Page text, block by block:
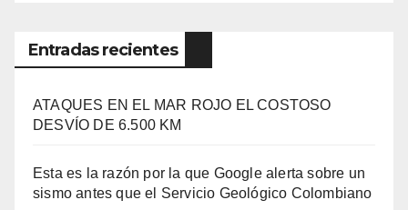
Entradas recientes
ATAQUES EN EL MAR ROJO EL COSTOSO
DESVÍO DE 6.500 KM
Esta es la razón por la que Google alerta sobre un
sismo antes que el Servicio Geológico Colombiano